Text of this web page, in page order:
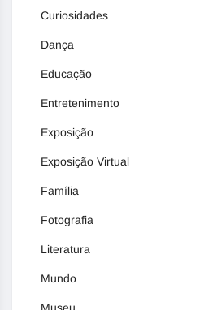
Curiosidades
Dança
Educação
Entretenimento
Exposição
Exposição Virtual
Família
Fotografia
Literatura
Mundo
Museu